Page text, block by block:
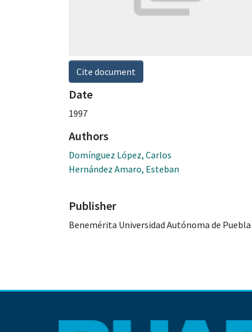
Cite document
Date
1997
Authors
Domínguez López, Carlos
Hernández Amaro, Esteban
Publisher
Benemérita Universidad Autónoma de Puebla